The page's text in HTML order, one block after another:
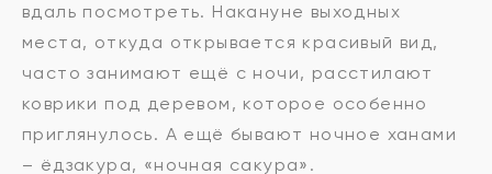
вдаль посмотреть. Накануне выходных
места, откуда открывается красивый вид,
часто занимают ещё с ночи, расстилают
коврики под деревом, которое особенно
приглянулось. А ещё бывают ночное ханами
– ёдзакура, «ночная сакура».